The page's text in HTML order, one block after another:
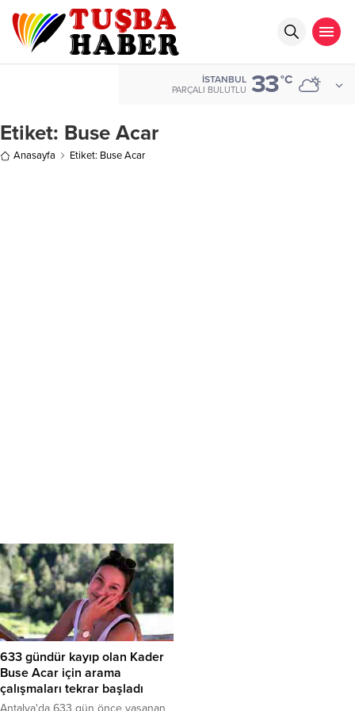
İSTANBUL
PARÇALI BULUTLU 33°C
Etiket: Buse Acar
Anasayfa Etiket: Buse Acar
633 gündür kayıp olan Kader
Buse Acar için arama
çalışmaları tekrar başladı